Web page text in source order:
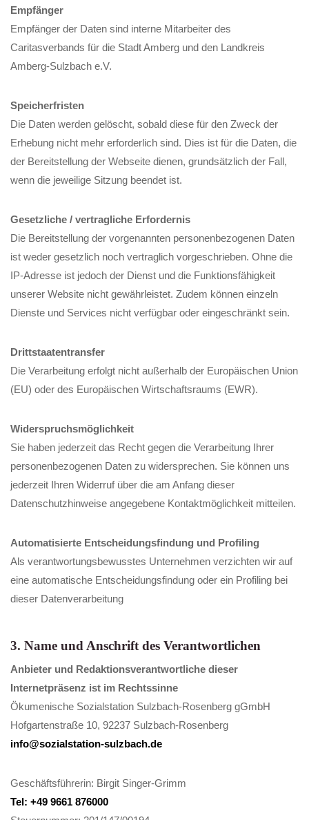
Empfänger
Empfänger der Daten sind interne Mitarbeiter des
Caritasverbands für die Stadt Amberg und den Landkreis
Amberg-Sulzbach e.V.
Speicherfristen
Die Daten werden gelöscht, sobald diese für den Zweck der
Erhebung nicht mehr erforderlich sind. Dies ist für die Daten, die
der Bereitstellung der Webseite dienen, grundsätzlich der Fall,
wenn die jeweilige Sitzung beendet ist.
Gesetzliche / vertragliche Erfordernis
Die Bereitstellung der vorgenannten personenbezogenen Daten
ist weder gesetzlich noch vertraglich vorgeschrieben. Ohne die
IP-Adresse ist jedoch der Dienst und die Funktionsfähigkeit
unserer Website nicht gewährleistet. Zudem können einzeln
Dienste und Services nicht verfügbar oder eingeschränkt sein.
Drittstaatentransfer
Die Verarbeitung erfolgt nicht außerhalb der Europäischen Union
(EU) oder des Europäischen Wirtschaftsraums (EWR).
Widerspruchsmöglichkeit
Sie haben jederzeit das Recht gegen die Verarbeitung Ihrer
personenbezogenen Daten zu widersprechen. Sie können uns
jederzeit Ihren Widerruf über die am Anfang dieser
Datenschutzhinweise angegebene Kontaktmöglichkeit mitteilen.
Automatisierte Entscheidungsfindung und Profiling
Als verantwortungsbewusstes Unternehmen verzichten wir auf
eine automatische Entscheidungsfindung oder ein Profiling bei
dieser Datenverarbeitung
3. Name und Anschrift des Verantwortlichen
Anbieter und Redaktionsverantwortliche dieser
Internetpräsenz ist im Rechtssinne
Ökumenische Sozialstation Sulzbach-Rosenberg gGmbH
Hofgartenstraße 10, 92237 Sulzbach-Rosenberg
info@sozialstation-sulzbach.de
Geschäftsführerin: Birgit Singer-Grimm
Tel: +49 9661 876000